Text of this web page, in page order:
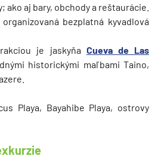
ako aj bary, obchody a reštaurácie.
bezplatná kyvadlová
je jaskyňa Cueva de Las
historickými maľbami Taino,
Playa, Bayahibe Playa, ostrovy